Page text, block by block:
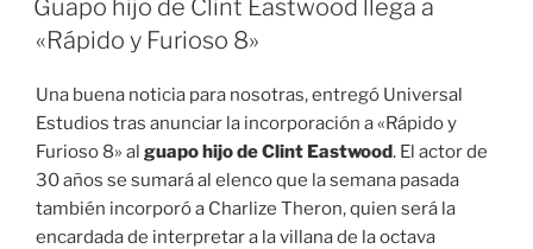
Guapo hijo de Clint Eastwood llega a
«Rápido y Furioso 8»
Una buena noticia para nosotras, entregó Universal
Estudios tras anunciar la incorporación a «Rápido y
Furioso 8» al guapo hijo de Clint Eastwood. El actor de
30 años se sumará al elenco que la semana pasada
también incorporó a Charlize Theron, quien será la
encardada de interpretar a la villana de la octava